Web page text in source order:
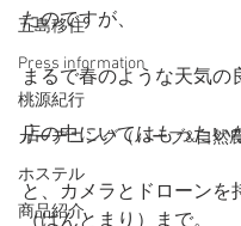
五島移住
Press information
桃源紀行
ガーデニング（ハーブ&自然
ホステル
商品紹介
たのですが、
まるで春のような天気の
店の中にいてはもったい
と、カメラとドローンを
（はんとまり）まで。